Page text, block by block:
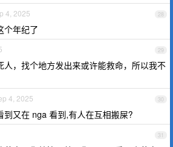
28
4, 2025
个年纪了
29
人，找个地方发出来或许能救命，所以我不
30
4, 2025
到又在 nga 看到,有人在互相搬屎?
31